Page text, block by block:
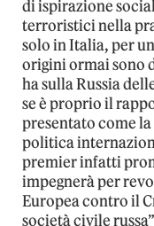
di ispirazione
terroristici nella
solo in Italia, per
origini ormai sono
ha sulla Russia
se è proprio il
presentato come
politica
premier infatti
impegnerà per
Europea contro il
società civile